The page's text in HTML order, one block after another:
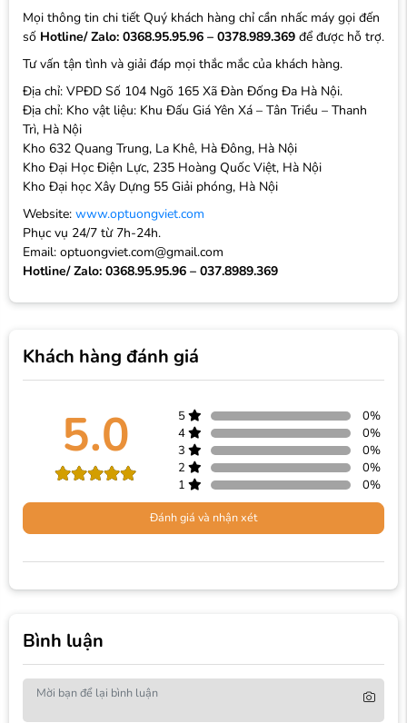
Mọi thông tin chi tiết Quý khách hàng chỉ cần nhấc máy gọi đến
số Hotline/ Zalo: 0368.95.95.96 – 0378.989.369 để được hỗ trợ.
Tư vấn tận tình và giải đáp mọi thắc mắc của khách hàng.
Địa chỉ: VPĐD Số 104 Ngõ 165 Xã Đàn Đống Đa Hà Nội.
Địa chỉ: Kho vật liệu: Khu Đấu Giá Yên Xá – Tân Triều – Thanh
Trì, Hà Nội
Kho 632 Quang Trung, La Khê, Hà Đông, Hà Nội
Kho Đại Học Điện Lực, 235 Hoàng Quốc Việt, Hà Nội
Kho Đại học Xây Dựng 55 Giải phóng, Hà Nội
Website: www.optuongviet.com
Phục vụ 24/7 từ 7h-24h.
Email: optuongviet.com@gmail.com
Hotline/ Zalo: 0368.95.95.96 – 037.8989.369
Khách hàng đánh giá
5.0 5 0%
4
0%
3
0%
2
0%
1
0%
Đánh giá và nhận xét
Bình luận